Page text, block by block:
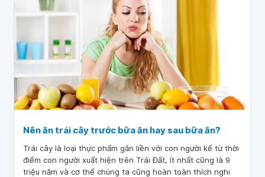
trong và sau khi điều trị.
Nên ăn trái cây trước bữa ăn hay sau bữa ăn?
Trái cây là loại thực phẩm gắn liền với con người kể từ thời
điểm con người xuất hiện trên Trái Đất, ít nhất cũng là 9
triệu năm và cơ thể chúng ta cũng hoàn toàn thích nghi